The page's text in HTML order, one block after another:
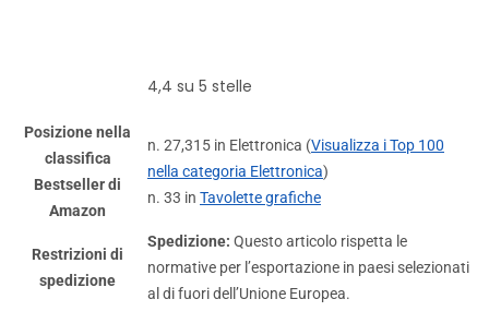
4,4 su 5 stelle
Posizione nella
classifica
Bestseller di
Amazon
n. 27,315 in Elettronica (Visualizza i Top 100
nella categoria Elettronica)
n. 33 in Tavolette grafiche
Restrizioni di
spedizione
Spedizione: Questo articolo rispetta le
normative per l’esportazione in paesi selezionati
al di fuori dell’Unione Europea.